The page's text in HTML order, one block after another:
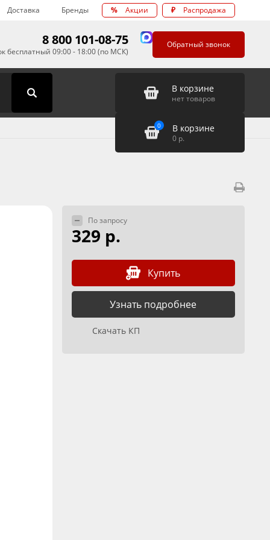
Доставка Бренды % Акции ₽ Распродажа
8 800 101-08-75
бесплатный 09:00 - 18:00 (по МСК)
Обратный звонок
В корзине
нет товаров
0 В корзине
0 р.
По запросу
329 р.
Купить
Узнать подробнее
Скачать КП